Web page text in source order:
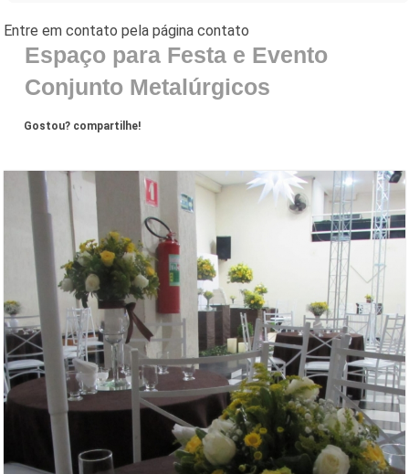
Espaço para Festa e Evento
Conjunto Metalúrgicos
Gostou? compartilhe!